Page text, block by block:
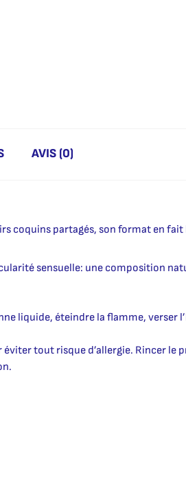
AVIS (0)
coquins partagés, son format en
sensuelle: une composition
liquide, éteindre la flamme, verser
tout risque d’allergie. Rincer le